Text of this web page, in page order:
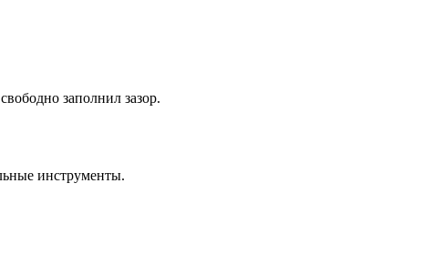
заполнил зазор.
инструменты.